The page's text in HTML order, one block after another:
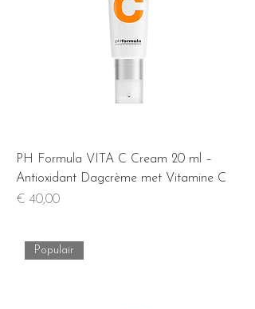
PH Formula VITA C Cream 20 ml –
Antioxidant Dagcrème met Vitamine C
Prijs
€ 40,00
Populair